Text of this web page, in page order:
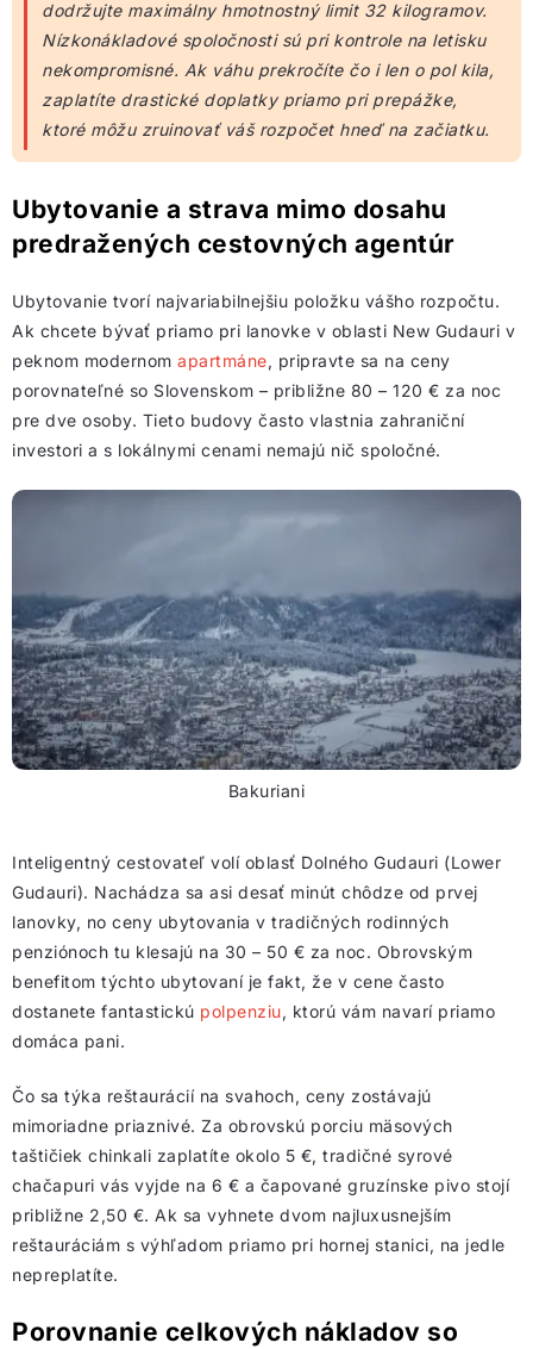
dodržujte maximálny hmotnostný limit 32 kilogramov.
Nízkonákladové spoločnosti sú pri kontrole na letisku
nekompromisné. Ak váhu prekročíte čo i len o pol kila,
zaplatíte drastické doplatky priamo pri prepážke,
ktoré môžu zruinovať váš rozpočet hneď na začiatku.
Ubytovanie a strava mimo dosahu
predražených cestovných agentúr
Ubytovanie tvorí najvariabilnejšiu položku vášho rozpočtu.
Ak chcete bývať priamo pri lanovke v oblasti New Gudauri v
peknom modernom apartmáne, pripravte sa na ceny
porovnateľné so Slovenskom – približne 80 – 120 € za noc
pre dve osoby. Tieto budovy často vlastnia zahraniční
investori a s lokálnymi cenami nemajú nič spoločné.
Bakuriani
Inteligentný cestovateľ volí oblasť Dolného Gudauri (Lower
Gudauri). Nachádza sa asi desať minút chôdze od prvej
lanovky, no ceny ubytovania v tradičných rodinných
penziónoch tu klesajú na 30 – 50 € za noc. Obrovským
benefitom týchto ubytovaní je fakt, že v cene často
dostanete fantastickú polpenziu, ktorú vám navarí priamo
domáca pani.
Čo sa týka reštaurácií na svahoch, ceny zostávajú
mimoriadne priaznivé. Za obrovskú porciu mäsových
taštičiek chinkali zaplatíte okolo 5 €, tradičné syrové
chačapuri vás vyjde na 6 € a čapované gruzínske pivo stojí
približne 2,50 €. Ak sa vyhnete dvom najluxusnejším
reštauráciám s výhľadom priamo pri hornej stanici, na jedle
nepreplatíte.
Porovnanie celkových nákladov so